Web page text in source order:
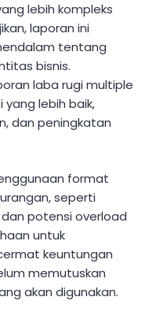
lebih kompleks
laporan ini
tentang
bisnis.
laba rugi multiple
lebih baik,
dan peningkatan
format
seperti
potensi overload
untuk
keuntungan
memutuskan
akan digunakan.